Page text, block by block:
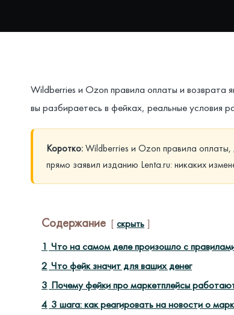
Wildberries и Ozon правила оплаты и
вы разбираетесь в фейках, реальные условия
Коротко:Wildberries и Ozon правила
прямо заявил изданию Lenta.ru: никаких
Содержание скрыть
1 Что на самом деле произошло с
2 Что фейк значит для ваших денег
3 Почему фейки про маркетплейсы
4 3 шага: как реагировать на новости о